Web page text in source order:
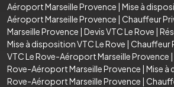
Aéroport Marseille Provence | Mise à
Aéroport Marseille Provence | Chauffeur
Marseille Provence | Devis VTC Le Rove |
Mise à disposition VTC Le Rove | Chauffeur
VTC Le Rove-Aéroport Marseille Provence |
Rove-Aéroport Marseille Provence | Mise à
Rove-Aéroport Marseille Provence |